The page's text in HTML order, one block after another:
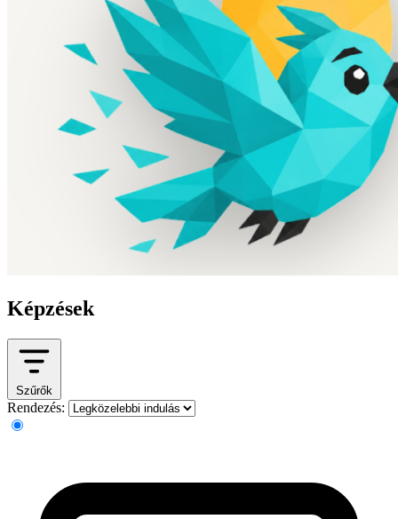
Képzések
Szűrők
Rendezés: